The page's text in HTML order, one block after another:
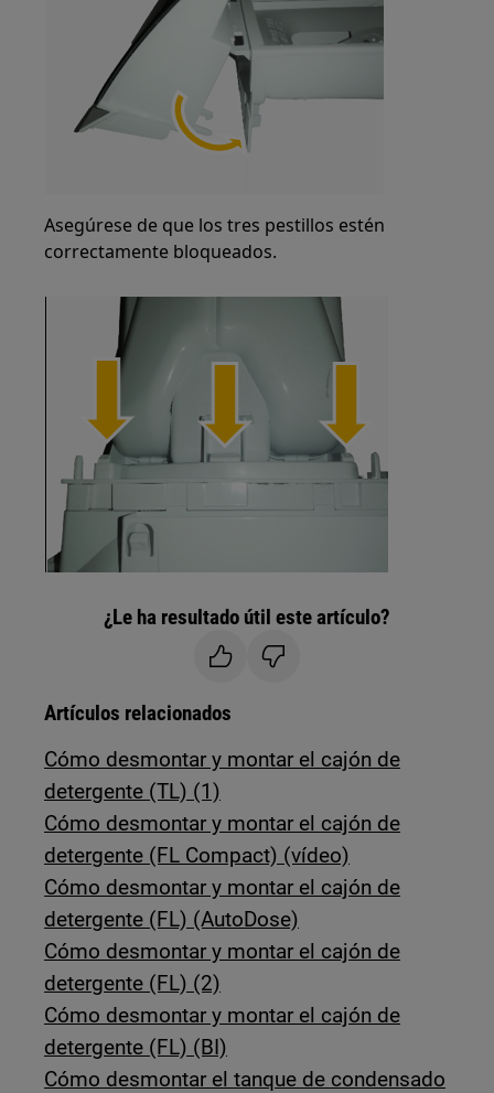
Asegúrese de que los tres pestillos estén
correctamente bloqueados.
¿Le ha resultado útil este artículo?
Artículos relacionados
Cómo desmontar y montar el cajón de
detergente (TL) (1)
Cómo desmontar y montar el cajón de
detergente (FL Compact) (vídeo)
Cómo desmontar y montar el cajón de
detergente (FL) (AutoDose)
Cómo desmontar y montar el cajón de
detergente (FL) (2)
Cómo desmontar y montar el cajón de
detergente (FL) (BI)
Cómo desmontar el tanque de condensado